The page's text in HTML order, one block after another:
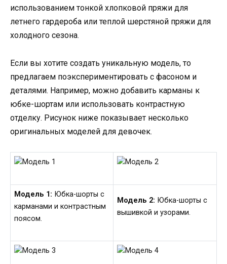
использованием тонкой хлопковой пряжи для
летнего гардероба или теплой шерстяной пряжи для
холодного сезона.
Если вы хотите создать уникальную модель, то
предлагаем поэкспериментировать с фасоном и
деталями. Например, можно добавить карманы к
юбке-шортам или использовать контрастную
отделку. Рисунок ниже показывает несколько
оригинальных моделей для девочек.
Модель 1: Юбка-шорты с
карманами и контрастным
поясом.
Модель 2: Юбка-шорты с
вышивкой и узорами.